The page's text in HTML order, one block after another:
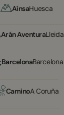
AínsaHuesca
Arán AventuraLleida
BarcelonaBarcelona
CaminoA Coruña